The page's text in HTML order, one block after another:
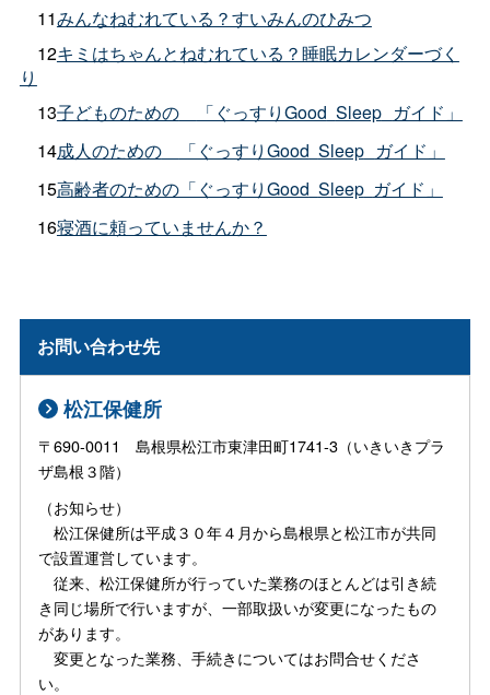
11みんなねむれている？すいみんのひみつ
12キミはちゃんとねむれている？睡眠カレンダーづく
り
13子どものための 「ぐっすりGood Sleep ガイド」
14成人のための 「ぐっすりGood Sleep ガイド」
15高齢者のための「ぐっすりGood Sleep ガイド」
16寝酒に頼っていませんか？
お問い合わせ先
松江保健所
〒690-0011 島根県松江市東津田町1741-3（いきいきプラ
ザ島根３階）
（お知らせ）
松江保健所は平成３０年４月から島根県と松江市が共同
で設置運営しています。
従来、松江保健所が行っていた業務のほとんどは引き続
き同じ場所で行いますが、一部取扱いが変更になったもの
があります。
変更となった業務、手続きについてはお問合せくださ
い。